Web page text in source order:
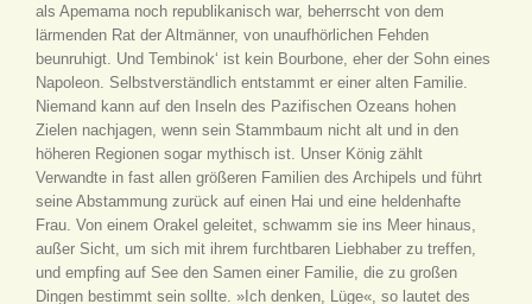
als Apemama noch republikanisch war, beherrscht von dem
lärmenden Rat der Altmänner, von unaufhörlichen Fehden
beunruhigt. Und Tembinok‘ ist kein Bourbone, eher der Sohn eines
Napoleon. Selbstverständlich entstammt er einer alten Familie.
Niemand kann auf den Inseln des Pazifischen Ozeans hohen
Zielen nachjagen, wenn sein Stammbaum nicht alt und in den
höheren Regionen sogar mythisch ist. Unser König zählt
Verwandte in fast allen größeren Familien des Archipels und führt
seine Abstammung zurück auf einen Hai und eine heldenhafte
Frau. Von einem Orakel geleitet, schwamm sie ins Meer hinaus,
außer Sicht, um sich mit ihrem furchtbaren Liebhaber zu treffen,
und empfing auf See den Samen einer Familie, die zu großen
Dingen bestimmt sein sollte. »Ich denken, Lüge«, so lautet des